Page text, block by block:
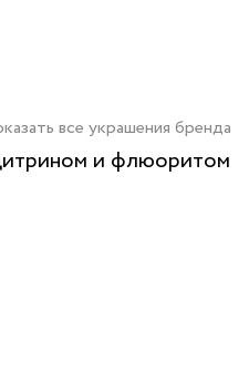
все украшения бренда
и флюоритом